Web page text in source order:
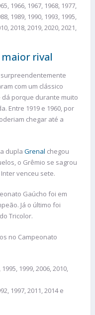
1966, 1967, 1968, 1977,
1989, 1990, 1993, 1995,
2018, 2019, 2020, 2021,
rival
com um clássico
dá porque durante muito
Entre 1919 e 1960, por
chegar até a
dupla Grenal chegou
o Grêmio se sagrou
venceu sete.
Gaúcho foi em
Já o último foi
Tricolor.
no Campeonato
1999, 2006, 2010,
1997, 2011, 2014 e